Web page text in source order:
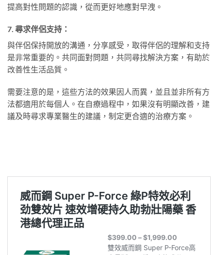
提高對性問題的認識，從而更好地應對早洩。
7. 尋求伴侶支持：
與伴侶保持開放的溝通，分享感受，取得伴侶的理解和支持
是非常重要的。共同面對問題，共同尋找解決方案，有助於
改善性生活品質。
需要注意的是，這些方法的效果因人而異，並且並非所有方
法都適用於每個人。在自療過程中，如果沒有明顯改善，建
議及時尋求專業醫生的建議，制定更合適的治療方案。